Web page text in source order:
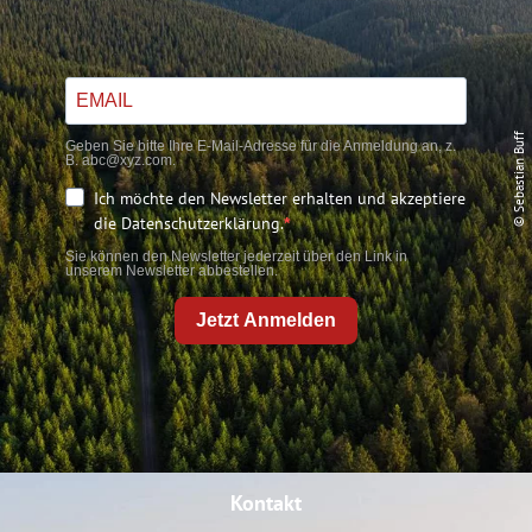
© Sebastian Buff
Geben Sie bitte Ihre E-Mail-Adresse für die Anmeldung an, z.
B. abc@xyz.com.
Ich möchte den Newsletter erhalten und akzeptiere
die Datenschutzerklärung.
Sie können den Newsletter jederzeit über den Link in
unserem Newsletter abbestellen.
Jetzt Anmelden
Kontakt